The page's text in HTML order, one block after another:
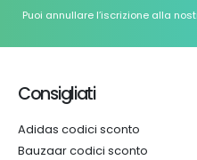
Puoi annullare l’iscrizione alla
Consigliati
Adidas codici sconto
Bauzaar codici sconto